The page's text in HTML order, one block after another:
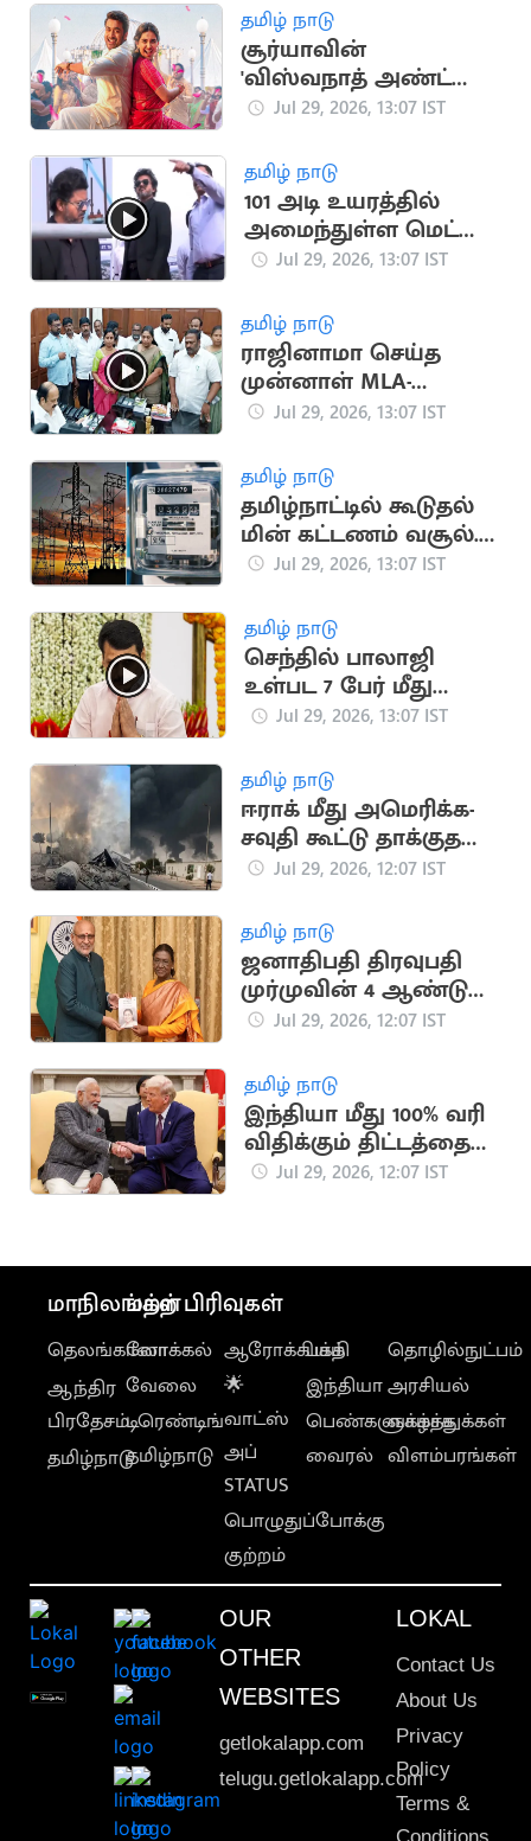
தமிழ் நாடு
சூர்யாவின்
'விஸ்வநாத் அண்ட்
சன்ஸ்' இசை
அறிவிப்பு
Jul 29, 2026, 13:07 IST
தமிழ் நாடு
101 அடி உயரத்தில்
அமைந்துள்ள மெட்ரோ
பாலத்தை ஆய்வு
Jul 29, 2026, 13:07 IST
தமிழ் நாடு
ராஜினாமா செய்த
முன்னாள் MLA-
க்களிடம் ஆகஸ்ட் 4-ல்
Jul 29, 2026, 13:07 IST
தமிழ் நாடு
தமிழ்நாட்டில் கூடுதல்
மின் கட்டணம் வசூல்..
களஆய்வு செய்ய
Jul 29, 2026, 13:07 IST
தமிழ் நாடு
செந்தில் பாலாஜி
உள்பட 7 பேர் மீது
லஞ்ச ஒழிப்புத்துறை
Jul 29, 2026, 13:07 IST
தமிழ் நாடு
ஈராக் மீது அமெரிக்க-
சவுதி கூட்டு தாக்குதல்:
20 பேர் பலி
Jul 29, 2026, 12:07 IST
தமிழ் நாடு
ஜனாதிபதி திரவுபதி
முர்முவின் 4 ஆண்டு
பணிகள் அடங்கிய
Jul 29, 2026, 12:07 IST
தமிழ் நாடு
இந்தியா மீது 100% வரி
விதிக்கும் திட்டத்தை
வேகப்படுத்திய
Jul 29, 2026, 12:07 IST
மாநிலங்கள்
தெலங்கானா
ஆந்திர
பிரதேசம்
தமிழ்நாடு
மற்ற பிரிவுகள்
லோக்கல்
வேலை
டிரெண்டிங்
தமிழ்நாடு
ஆரோக்கியம்
🌟
வாட்ஸ்
அப்
STATUS
பொழுதுப்போக்கு
குற்றம்
பக்தி
இந்தியா
பெண்களுக்காக
வைரல்
தொழில்நுட்பம்
அரசியல்
வாழ்த்துக்கள்
விளம்பரங்கள்
OUR
OTHER
WEBSITES
getlokalapp.com
telugu.getlokalapp.com
LOKAL
Contact Us
About Us
Privacy
Policy
Terms &